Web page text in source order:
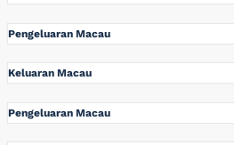
Pengeluaran Macau
Keluaran Macau
Pengeluaran Macau